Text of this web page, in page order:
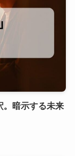
。暗示する未来